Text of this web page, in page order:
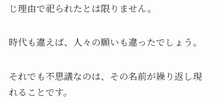
じ理由で祀られたとは限りません。
時代も違えば、人々の願いも違ったでしょう。
それでも不思議なのは、その名前が繰り返し現
れることです。